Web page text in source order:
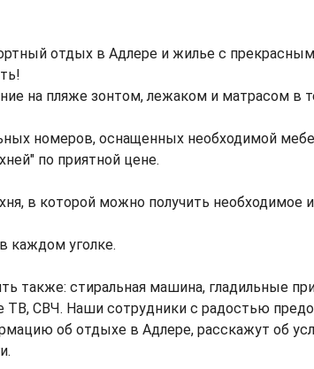
отдых в Адлере и жилье с
на пляже зонтом, лежаком и матрасом в
номеров, оснащенных необходимой
по приятной цене.
в которой можно получить необходимое
каждом уголке.
также: стиральная машина, гладильные
ТВ, СВЧ. Наши сотрудники с радостью
об отдыхе в Адлере, расскажут об